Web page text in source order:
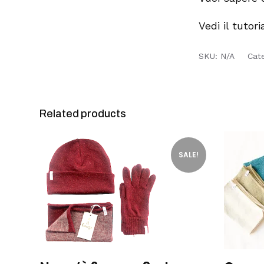
Vedi il
SKU: N/A
Related products
SALE!